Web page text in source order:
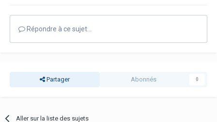
Répondre à ce sujet…
Partager Abonnés 0
Aller sur la liste des sujets